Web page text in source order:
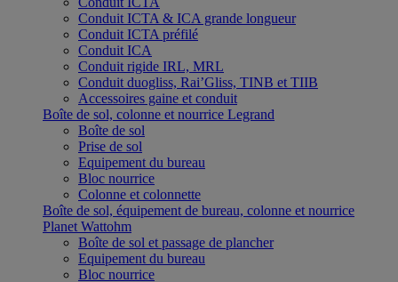
Conduit ICTA & ICA grande longueur
Conduit ICTA préfilé
Conduit ICA
Conduit rigide IRL, MRL
Conduit duogliss, Rai’Gliss, TINB et TIIB
Accessoires gaine et conduit
Boîte de sol, colonne et nourrice Legrand
Boîte de sol
Prise de sol
Equipement du bureau
Bloc nourrice
Colonne et colonnette
Boîte de sol, équipement de bureau, colonne et nourrice
Planet Wattohm
Boîte de sol et passage de plancher
Equipement du bureau
Bloc nourrice